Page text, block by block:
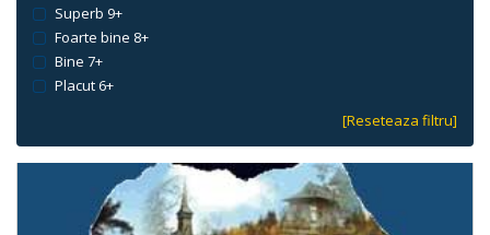
Superb 9+
Foarte bine 8+
Bine 7+
Placut 6+
[Reseteaza filtru]